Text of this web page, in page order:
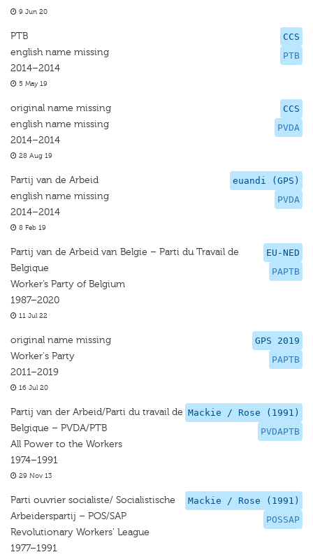
9 Jun 20
CCS
PTB
PTB
english name missing
2014–2014
5 May 19
CCS
PVDA
original name missing
english name missing
2014–2014
28 Aug 19
euandi (GPS)
PVDA
Partij van de Arbeid
english name missing
2014–2014
8 Feb 19
EU-NED
PAPTB
Partij van de Arbeid van Belgie – Parti du Travail de
Belgique
Worker’s Party of Belgium
1987–2020
11 Jul 22
GPS 2019
PAPTB
original name missing
Worker's Party
2011–2019
16 Jul 20
Mackie / Rose (1991)
PVDAPTB
Partij van der Arbeid/Parti du travail de
Belgique – PVDA/PTB
All Power to the Workers
1974–1991
29 Nov 13
Mackie / Rose (1991)
POSSAP
Parti ouvrier socialiste/ Socialistische
Arbeiderspartij – POS/SAP
Revolutionary Workers' League
1977–1991